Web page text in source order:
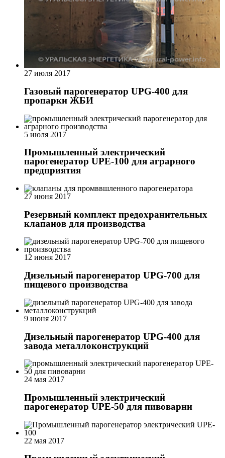
27 июля 2017
Газовый парогенератор UPG-400 для
пропарки ЖБИ
5 июля 2017
Промышленный электрический
парогенератор UPE-100 для аграрного
предприятия
27 июня 2017
Резервный комплект предохранительных
клапанов для производства
12 июня 2017
Дизельный парогенератор UPG-700 для
пищевого производства
9 июня 2017
Дизельный парогенератор UPG-400 для
завода металлоконструкций
24 мая 2017
Промышленный электрический
парогенератор UPE-50 для пивоварни
22 мая 2017